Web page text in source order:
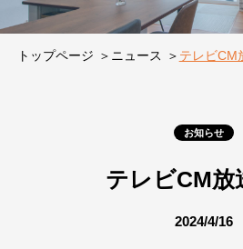
トップページ ニュース テレビCM
お知らせ
テレビCM放
2024/4/16